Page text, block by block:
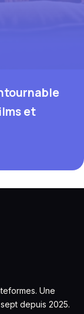
et
Une
depuis 2025.